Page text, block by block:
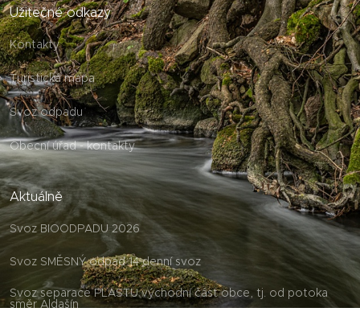
Užitečné odkazy
Kontakty
Turistická mapa
Svoz odpadu
Obecní úřad - kontakty
Aktuálně
Svoz BIOODPADU 2026
Svoz SMĚSNÝ odpad 14 denní svoz
Svoz separace PLASTU východní část obce, tj. od potoka
směr Aldašín